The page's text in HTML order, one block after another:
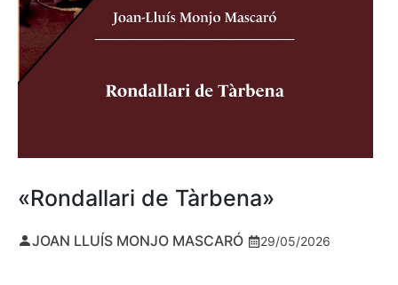
«Rondallari de Tàrbena»
JOAN LLUÍS MONJO MASCARÓ 29/05/2026